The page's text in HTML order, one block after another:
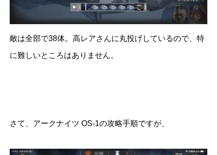
敵は全部で38体。高レアさんに丸投げしているので、特
に難しいところはありません。
さて、アークナイツ OS-1の攻略手順ですが、